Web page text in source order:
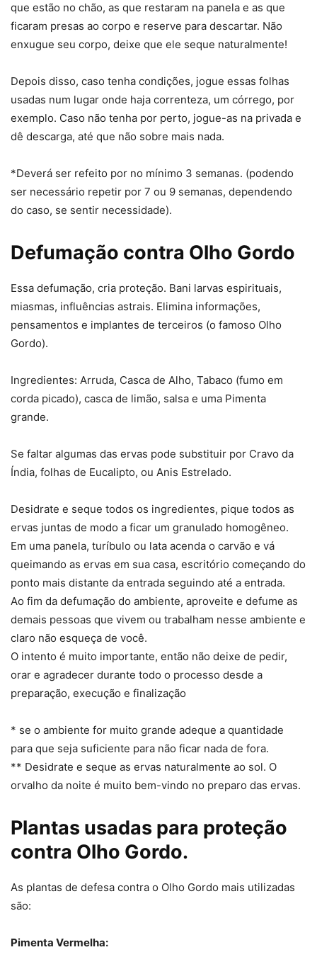
que estão no chão, as que restaram na panela e as que
ficaram presas ao corpo e reserve para descartar. Não
enxugue seu corpo, deixe que ele seque naturalmente!
Depois disso, caso tenha condições, jogue essas folhas
usadas num lugar onde haja correnteza, um córrego, por
exemplo. Caso não tenha por perto, jogue-as na privada e
dê descarga, até que não sobre mais nada.
*Deverá ser refeito por no mínimo 3 semanas. (podendo
ser necessário repetir por 7 ou 9 semanas, dependendo
do caso, se sentir necessidade).
Defumação contra Olho Gordo
Essa defumação, cria proteção. Bani larvas espirituais,
miasmas, influências astrais. Elimina informações,
pensamentos e implantes de terceiros (o famoso Olho
Gordo).
Ingredientes: Arruda, Casca de Alho, Tabaco (fumo em
corda picado), casca de limão, salsa e uma Pimenta
grande.
Se faltar algumas das ervas pode substituir por Cravo da
Índia, folhas de Eucalipto, ou Anis Estrelado.
Desidrate e seque todos os ingredientes, pique todos as
ervas juntas de modo a ficar um granulado homogêneo.
Em uma panela, turíbulo ou lata acenda o carvão e vá
queimando as ervas em sua casa, escritório começando do
ponto mais distante da entrada seguindo até a entrada.
Ao fim da defumação do ambiente, aproveite e defume as
demais pessoas que vivem ou trabalham nesse ambiente e
claro não esqueça de você.
O intento é muito importante, então não deixe de pedir,
orar e agradecer durante todo o processo desde a
preparação, execução e finalização
* se o ambiente for muito grande adeque a quantidade
para que seja suficiente para não ficar nada de fora.
** Desidrate e seque as ervas naturalmente ao sol. O
orvalho da noite é muito bem-vindo no preparo das ervas.
Plantas usadas para proteção
contra Olho Gordo.
As plantas de defesa contra o Olho Gordo mais utilizadas
são:
Pimenta Vermelha: